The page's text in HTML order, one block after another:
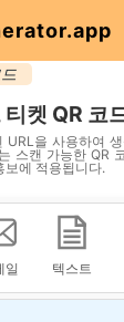
켓 QR 코
URL을 사용하여
스캔 가능한 QR
보에 적용됩니다.
일 텍스트